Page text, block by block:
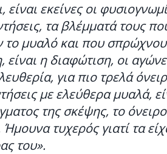
είναι εκείνες οι
τα βλέμματά τους
μυαλό και που
είναι η διαφώτιση, οι
για πιο τρελά
με ελεύθερα μυαλά,
της σκέψης, το
Ήμουνα τυχερός γιατί τα
του».